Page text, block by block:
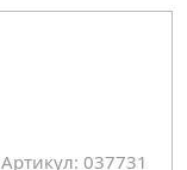
Артикул: 037731